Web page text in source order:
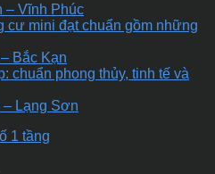
– Vĩnh Phúc
cư mini đạt chuẩn gồm những
Bắc Kạn
chuẩn phong thủy, tinh tế và
– Lạng Sơn
1 tầng